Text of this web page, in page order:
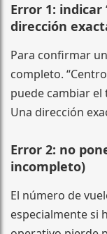
Error 1: indicar
dirección
Para confirmar
completo.
puede cambiar el
Una dirección
Error 2: no
incompleto)
El número de
especialmente si